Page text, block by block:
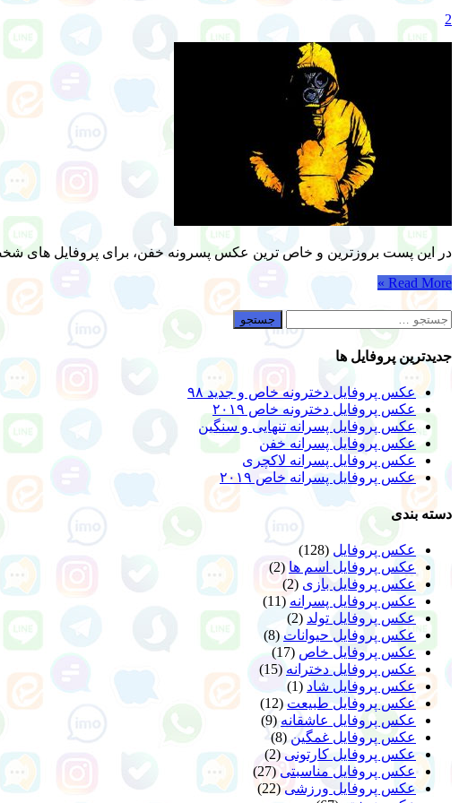
2
در این پست بروزترین و خاص ترین عکس پسرونه خفن، برای پروفایل های
Read More »
جستجو
جدیدترین پروفایل ها
عکس پروفایل دخترونه خاص و جدید ۹۸
عکس پروفایل دخترونه خاص ۲۰۱۹
عکس پروفایل پسرانه تنهایی و سنگین
عکس پروفایل پسرانه خفن
عکس پروفایل پسرانه لاکچری
عکس پروفایل پسرانه خاص ۲۰۱۹
دسته بندی
عکس پروفایل (128)
عکس پروفایل اسم ها (2)
عکس پروفایل بازی (2)
عکس پروفایل پسرانه (11)
عکس پروفایل تولد (2)
عکس پروفایل حیوانات (8)
عکس پروفایل خاص (17)
عکس پروفایل دخترانه (15)
عکس پروفایل شاد (1)
عکس پروفایل طبیعت (12)
عکس پروفایل عاشقانه (9)
عکس پروفایل غمگین (8)
عکس پروفایل کارتونی (2)
عکس پروفایل مناسبتی(27)
عکس پروفایل ورزشی (22)